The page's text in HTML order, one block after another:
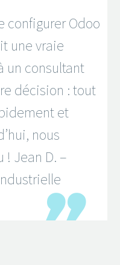
configurer Odoo
une vraie
un consultant
décision : tout
et
nous
! Jean D. –